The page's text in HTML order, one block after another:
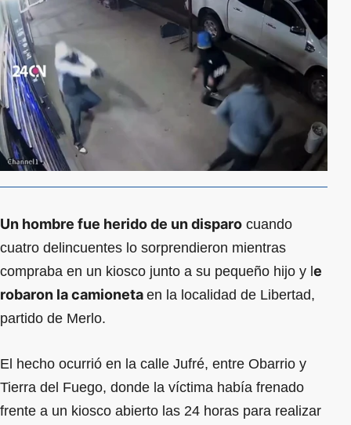
Un hombre fue herido de un disparo cuando
cuatro delincuentes lo sorprendieron mientras
compraba en un kiosco junto a su pequeño hijo y le
robaron la camioneta en la localidad de Libertad,
partido de Merlo.
El hecho ocurrió en la calle Jufré, entre Obarrio y
Tierra del Fuego, donde la víctima había frenado
frente a un kiosco abierto las 24 horas para realizar